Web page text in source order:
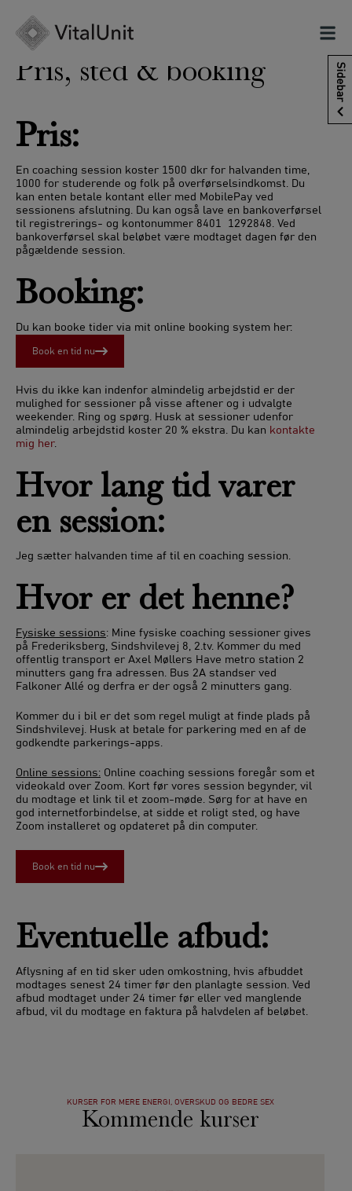
indholdet
Pris, sted & booking
Pris:
En coaching session koster 1500 dkr for halvanden time,
1000 for studerende og folk på overførselsindkomst. Du
kan enten betale kontant eller med MobilePay ved
sessionens afslutning. Du kan også lave en bankoverførsel
til registrerings- og kontonummer 8401 1292848. Ved
bankoverførsel skal beløbet være modtaget dagen før den
pågældende session.
Booking:
Du kan booke tider via mit online booking system her:
Book en tid nu
Hvis du ikke kan indenfor almindelig arbejdstid er der
mulighed for sessioner på visse aftener og i udvalgte
weekender. Ring og spørg. Husk at sessioner udenfor
almindelig arbejdstid koster 20 % ekstra. Du kan kontakte
mig her.
Hvor lang tid varer
en session:
Jeg sætter halvanden time af til en coaching session.
Hvor er det henne?
Fysiske sessions: Mine fysiske coaching sessioner gives
på Frederiksberg, Sindshvilevej 8, 2.tv. Kommer du med
offentlig transport er Axel Møllers Have metro station 2
minutters gang fra adressen. Bus 2A standser ved
Falkoner Allé og derfra er der også 2 minutters gang.
Kommer du i bil er det som regel muligt at finde plads på
Sindshvilevej. Husk at betale for parkering med en af de
godkendte parkerings-apps.
Online sessions: Online coaching sessions foregår som et
videokald over Zoom. Kort før vores session begynder, vil
du modtage et link til et zoom-møde. Sørg for at have en
god internetforbindelse, at sidde et roligt sted, og have
Zoom installeret og opdateret på din computer.
Book en tid nu
Eventuelle afbud:
Aflysning af en tid sker uden omkostning, hvis afbuddet
modtages senest 24 timer før den planlagte session. Ved
afbud modtaget under 24 timer før eller ved manglende
afbud, vil du modtage en faktura på halvdelen af beløbet.
Sidebar
KURSER FOR MERE ENERGI, OVERSKUD OG BEDRE SEX
Kommende kurser